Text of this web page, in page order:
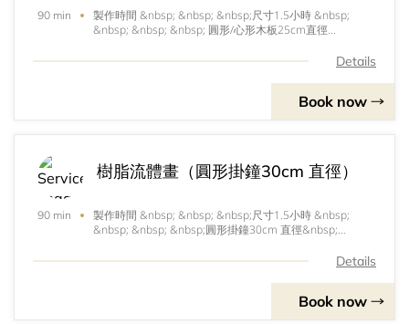
90 min
製作時間 &nbsp; &nbsp; &nbsp;尺寸1.5小時 &nbsp;
&nbsp; &nbsp; &nbsp; 圓形/心形木板25cm直徑
風乾（大約兩天）,客人可於營業時間內預約到工作室自
Details
Book now
樹脂流體畫（圓形掛鐘30cm 直徑）
90 min
製作時間 &nbsp; &nbsp; &nbsp;尺寸1.5小時 &nbsp;
&nbsp; &nbsp; &nbsp;圓形掛鐘30cm 直徑&nbsp;
自然風乾（大約兩天）,客人可於營業時間內預約到工作室
&nbsp;&nbsp;&nbsp; &nbsp; &nbsp; &nbsp; &nbsp;
Details
Book now